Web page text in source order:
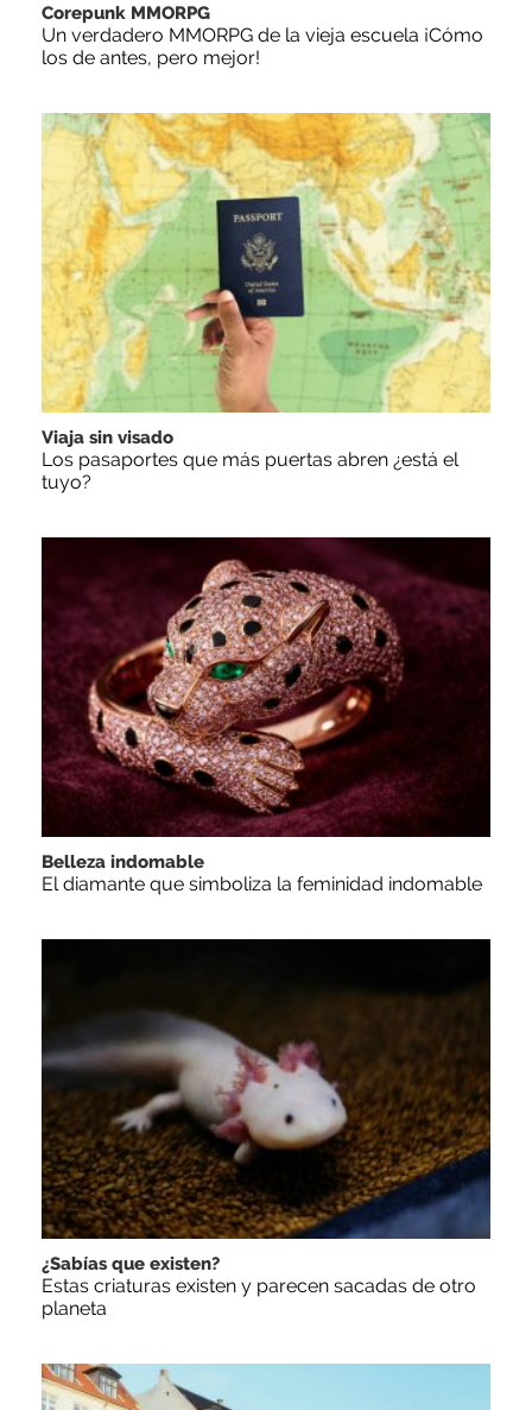
Corepunk MMORPG
Un verdadero MMORPG de la vieja escuela ¡Cómo
los de antes, pero mejor!
Viaja sin visado
Los pasaportes que más puertas abren ¿está el
tuyo?
Belleza indomable
El diamante que simboliza la feminidad indomable
¿Sabías que existen?
Estas criaturas existen y parecen sacadas de otro
planeta